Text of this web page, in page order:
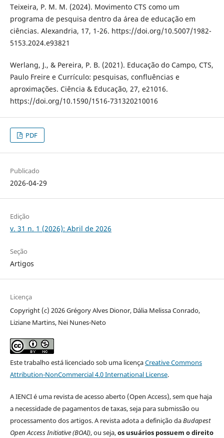
Teixeira, P. M. M. (2024). Movimento CTS como um
programa de pesquisa dentro da área de educação em
ciências. Alexandria, 17, 1-26. https://doi.org/10.5007/1982-
5153.2024.e93821
Werlang, J., & Pereira, P. B. (2021). Educação do Campo, CTS,
Paulo Freire e Currículo: pesquisas, confluências e
aproximações. Ciência & Educação, 27, e21016.
https://doi.org/10.1590/1516-731320210016
PDF
Publicado
2026-04-29
Edição
v. 31 n. 1 (2026): Abril de 2026
Seção
Artigos
Licença
Copyright (c) 2026 Grégory Alves Dionor, Dália Melissa Conrado,
Liziane Martins, Nei Nunes-Neto
Este trabalho está licenciado sob uma licençaCreative Commons
Attribution-NonCommercial 4.0 International License.
A IENCI é uma revista de acesso aberto (Open Access), sem que haja
a necessidade de pagamentos de taxas, seja para submissão ou
processamento dos artigos. A revista adota a definição daBudapest
Open Access Initiative (BOAI), ou seja,os usuários possuem o direito